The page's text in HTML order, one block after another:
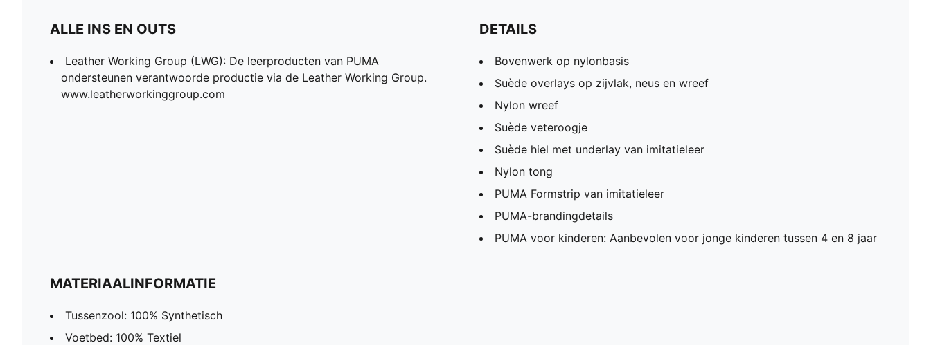
ALLE INS EN OUTS
Leather Working Group (LWG): De leerproducten van PUMA
ondersteunen verantwoorde productie via de Leather Working Group.
www.leatherworkinggroup.com
DETAILS
Bovenwerk op nylonbasis
Suède overlays op zijvlak, neus en wreef
Nylon wreef
Suède veteroogje
Suède hiel met underlay van imitatieleer
Nylon tong
PUMA Formstrip van imitatieleer
PUMA-brandingdetails
PUMA voor kinderen: Aanbevolen voor jonge kinderen tussen 4 en 8 jaar
MATERIAALINFORMATIE
Tussenzool: 100% Synthetisch
Voetbed: 100% Textiel